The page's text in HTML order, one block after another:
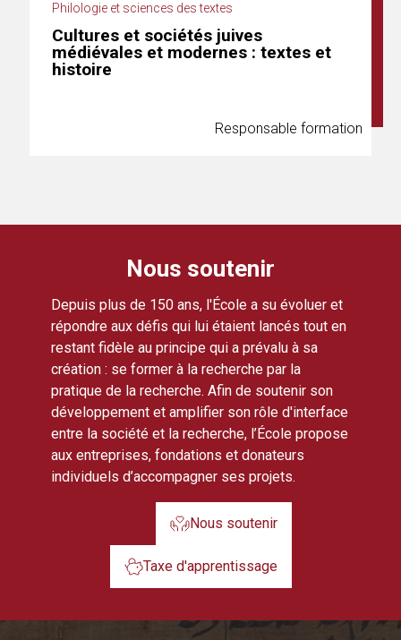
Philologie et sciences des textes
Cultures et sociétés juives
médiévales et modernes : textes et
histoire
Responsable formation
Nous soutenir
Depuis plus de 150 ans, l'École a su évoluer et
répondre aux défis qui lui étaient lancés tout en
restant fidèle au principe qui a prévalu à sa
création : se former à la recherche par la
pratique de la recherche. Afin de soutenir son
développement et amplifier son rôle d'interface
entre la société et la recherche, l’École propose
aux entreprises, fondations et donateurs
individuels d’accompagner ses projets.
Nous soutenir
Taxe d'apprentissage